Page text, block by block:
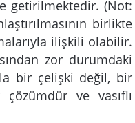
getirilmektedir. (Not:
birlikte
ilişkili olabilir.
zor durumdaki
bir çelişki değil, bir
ve vasıflı